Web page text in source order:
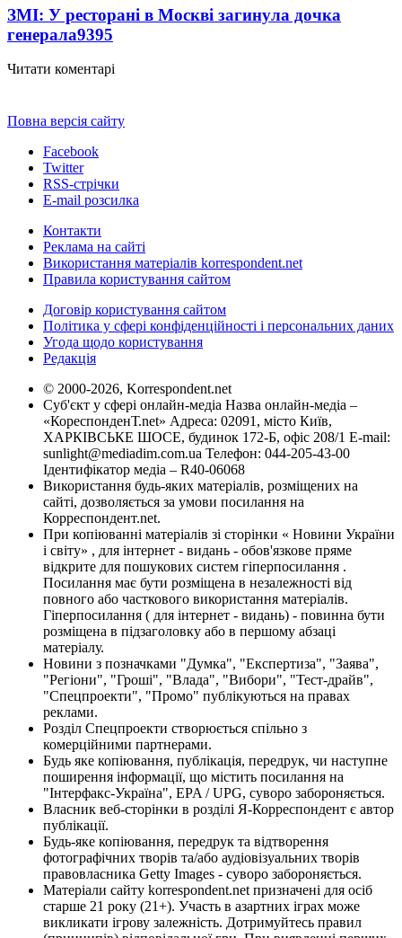
ЗМІ: У ресторані в Москві загинула дочка
генерала9395
Читати коментарі
Повна версія сайту
Facebook
Twitter
RSS-стрічки
E-mail розсилка
Контакти
Реклама на сайті
Використання матеріалів korrespondent.net
Правила користування сайтом
Договір користування сайтом
Політика у сфері конфіденційності і персональних даних
Угода щодо користування
Редакція
© 2000-2026, Korrespondent.net
Суб'єкт у сфері онлайн-медіа Назва онлайн-медіа –
«КореспонденТ.net» Адреса: 02091, місто Київ,
ХАРКІВСЬКЕ ШОСЕ, будинок 172-Б, офіс 208/1 E-mail:
sunlight@mediadim.com.ua Телефон: 044-205-43-00
Ідентифікатор медіа – R40-06068
Використання будь-яких матеріалів, розміщених на
сайті, дозволяється за умови посилання на
Корреспондент.net.
При копіюванні матеріалів зі сторінки « Новини України
і світу» , для інтернет - видань - обов'язкове пряме
відкрите для пошукових систем гіперпосилання .
Посилання має бути розміщена в незалежності від
повного або часткового використання матеріалів.
Гіперпосилання ( для інтернет - видань) - повинна бути
розміщена в підзаголовку або в першому абзаці
матеріалу.
Новини з позначками "Думка", "Експертиза", "Заява",
"Регіони", "Гроші", "Влада", "Вибори", "Тест-драйв",
"Спецпроекти", "Промо" публікуються на правах
реклами.
Розділ Спецпроекти створюється спільно з
комерційними партнерами.
Будь яке копіювання, публікація, передрук, чи наступне
поширення інформації, що містить посилання на
"Інтерфакс-Україна", EPA / UPG, суворо забороняється.
Власник веб-сторінки в розділі Я-Корреспондент є автор
публікації.
Будь-яке копіювання, передрук та відтворення
фотографічних творів та/або аудіовізуальних творів
правовласника Getty Images - суворо забороняється.
Матеріали сайту korrespondent.net призначені для осіб
старше 21 року (21+). Участь в азартних іграх може
викликати ігрову залежність. Дотримуйтесь правил